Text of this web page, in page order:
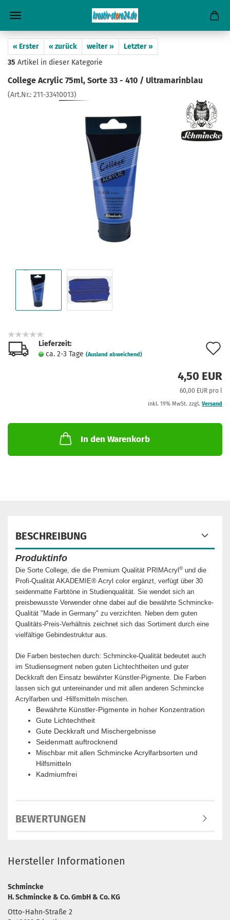
« Erster « zurück weiter »
Letzter »
35 Artikel in dieser Kategorie
College Acrylic 75ml, Sorte 33 - 410 / Ultramarinblau
(Art.Nr.: 211-33410013)
Lieferzeit:
ca. 2-3 Tage (Ausland abweichend)
4,50 EUR
60,00 EUR pro l
inkl. 19% MwSt. zzgl. Versand
In den Warenkorb
BESCHREIBUNG
Produktinfo
Die Sorte College, die die Premium Qualität PRIMAcryl ®und die
Profi-Qualität AKADEMIE® Acryl color ergänzt, verfügt über 30
seidenmatte Farbtöne in Studienqualität. Sie wendet sich an
preisbewusste Verwender ohne dabei auf die bewährte Schmincke-
Qualität "Made in Germany" zu verzichten. Neben dem guten
Qualitäts-Preis-Verhältnis zeichnet sich das Sortiment durch eine
vielfältige Gebindestruktur aus.
Die Farben bestechen durch: Schmincke-Qualität bedeutet auch
im Studiensegment neben guten Lichtechtheiten und guter
Deckkraft den Einsatz bewährter Künstler-Pigmente. Die Farben
lassen sich gut untereinander und mit allen anderen Schmincke
Acrylfarben und -Hilfsmitteln mischen.
Bewährte Künstler-Pigmente in hoher Konzentration
Gute Lichtechtheit
Gute Deckkraft und Mischergebnisse
Seidenmatt auftrocknend
Mischbar mit allen Schmincke Acrylfarbsorten und
Hilfsmitteln
Kadmiumfrei
BEWERTUNGEN
Hersteller Informationen
Schmincke
H. Schmincke & Co. GmbH & Co. KG
Otto-Hahn-Straße 2